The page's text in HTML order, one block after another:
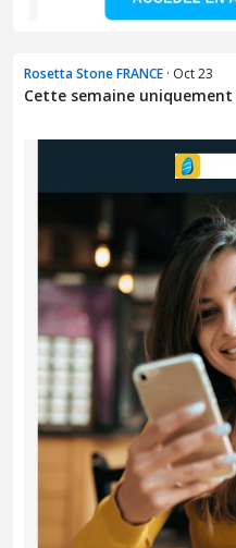
Rosetta Stone FRANCE · Oct 23
Cette semaine uniquement